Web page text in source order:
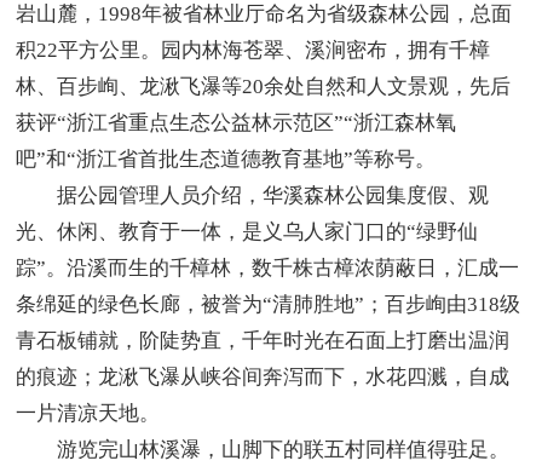
岩山麓，1998年被省林业厅命名为省级森林公园，总面
积22平方公里。园内林海苍翠、溪涧密布，拥有千樟
林、百步峋、龙湫飞瀑等20余处自然和人文景观，先后
获评“浙江省重点生态公益林示范区”“浙江森林氧
吧”和“浙江省首批生态道德教育基地”等称号。
据公园管理人员介绍，华溪森林公园集度假、观
光、休闲、教育于一体，是义乌人家门口的“绿野仙
踪”。沿溪而生的千樟林，数千株古樟浓荫蔽日，汇成一
条绵延的绿色长廊，被誉为“清肺胜地”；百步峋由318级
青石板铺就，阶陡势直，千年时光在石面上打磨出温润
的痕迹；龙湫飞瀑从峡谷间奔泻而下，水花四溅，自成
一片清凉天地。
游览完山林溪瀑，山脚下的联五村同样值得驻足。